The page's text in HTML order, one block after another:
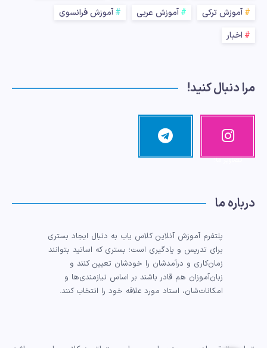
آموزش ترکی
آموزش عربی
آموزش فرانسوی
اخبار
مرا دنبال کنید!
اینستاگرا
م
تصاویر ما!
تلگرام
مرا دنبال کنید!
درباره ما
پلتفرم آموزش آنلاین کلاس یاب به دنبال ایجاد بستری
برای تدریس و یادگیری است؛ بستری که اساتید بتوانند
زمان‌کاری و درآمدشان را خودشان تعیین کنند و
زبان‌آموزان هم قادر باشند بر اساس نیازمندی‌ها و
امکانات‌شان، استاد مورد علاقه خود را انتخاب کنند.